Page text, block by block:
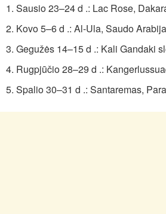
Sausio 23–24 d .: Lac Rose,
Kovo 5–6 d .: Al-Ula, Saudo
Gegužės 14–15 d .: Kali Gandaki
Rugpjūčio 28–29 d .:
Spalio 30–31 d .: Santaremas,